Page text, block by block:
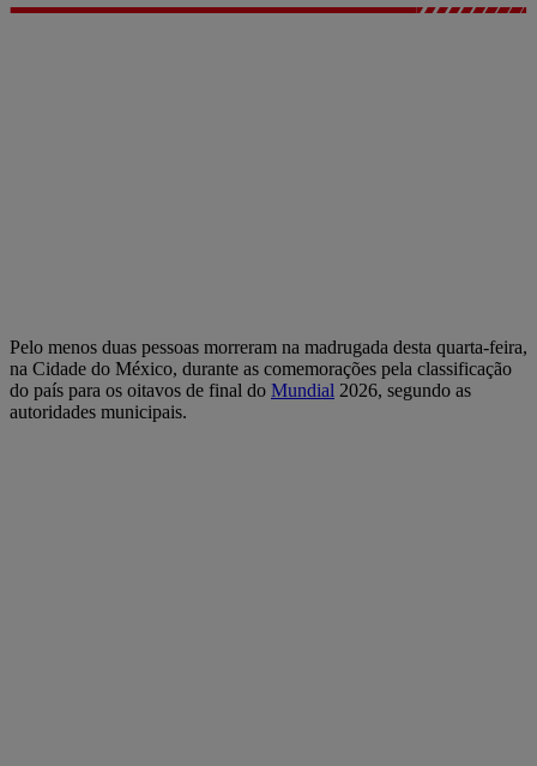
Pelo menos duas pessoas morreram na madrugada desta quarta-feira,
na Cidade do México, durante as comemorações pela classificação
do país para os oitavos de final do Mundial 2026, segundo as
autoridades municipais.